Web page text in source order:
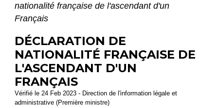
nationalité française de l'ascendant d'un
Français
DÉCLARATION DE
NATIONALITÉ FRANÇAISE DE
L'ASCENDANT D'UN
FRANÇAIS
Vérifié le 24 Feb 2023 - Direction de l'information légale et
administrative (Première ministre)